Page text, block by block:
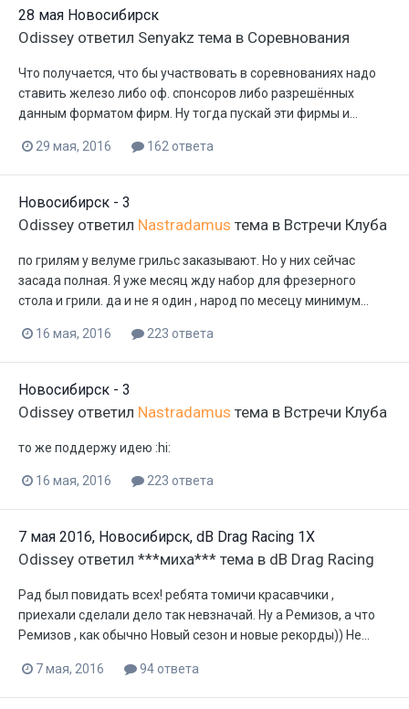
28 мая Новосибирск
Odissey ответил Senyakz тема в Соревнования
Что получается, что бы участвовать в соревнованиях надо
ставить железо либо оф. спонсоров либо разрешённых
данным форматом фирм. Ну тогда пускай эти фирмы и...
29 мая, 2016 162 ответа
Новосибирск - 3
Odissey ответил Nastradamus тема в Встречи Клуба
по грилям у велуме грильс заказывают. Но у них сейчас
засада полная. Я уже месяц жду набор для фрезерного
стола и грили. да и не я один , народ по месецу минимум...
16 мая, 2016 223 ответа
Новосибирск - 3
Odissey ответил Nastradamus тема в Встречи Клуба
то же поддержу идею :hi:
16 мая, 2016 223 ответа
7 мая 2016, Новосибирск, dB Drag Racing 1X
Odissey ответил ***миха*** тема в dB Drag Racing
Рад был повидать всех! ребята томичи красавчики ,
приехали сделали дело так невзначай. Ну а Ремизов, а что
Ремизов , как обычно Новый сезон и новые рекорды)) Не...
7 мая, 2016 94 ответа